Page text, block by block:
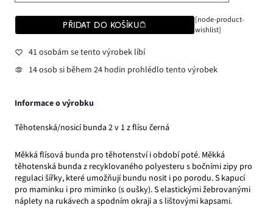
PŘIDAT DO KOŠÍKU
[node-product-
wishlist]
41 osobám se tento výrobek líbí
14 osob si během 24 hodin prohlédlo tento výrobek
Informace o výrobku
Těhotenská/nosicí bunda 2 v 1 z flísu černá
Měkká flísová bunda pro těhotenství i období poté. Měkká
těhotenská bunda z recyklovaného polyesteru s bočními zipy pro
regulaci šířky, které umožňují bundu nosit i po porodu. S kapucí
pro maminku i pro miminko (s oušky). S elastickými žebrovanými
náplety na rukávech a spodním okraji a s lištovými kapsami.